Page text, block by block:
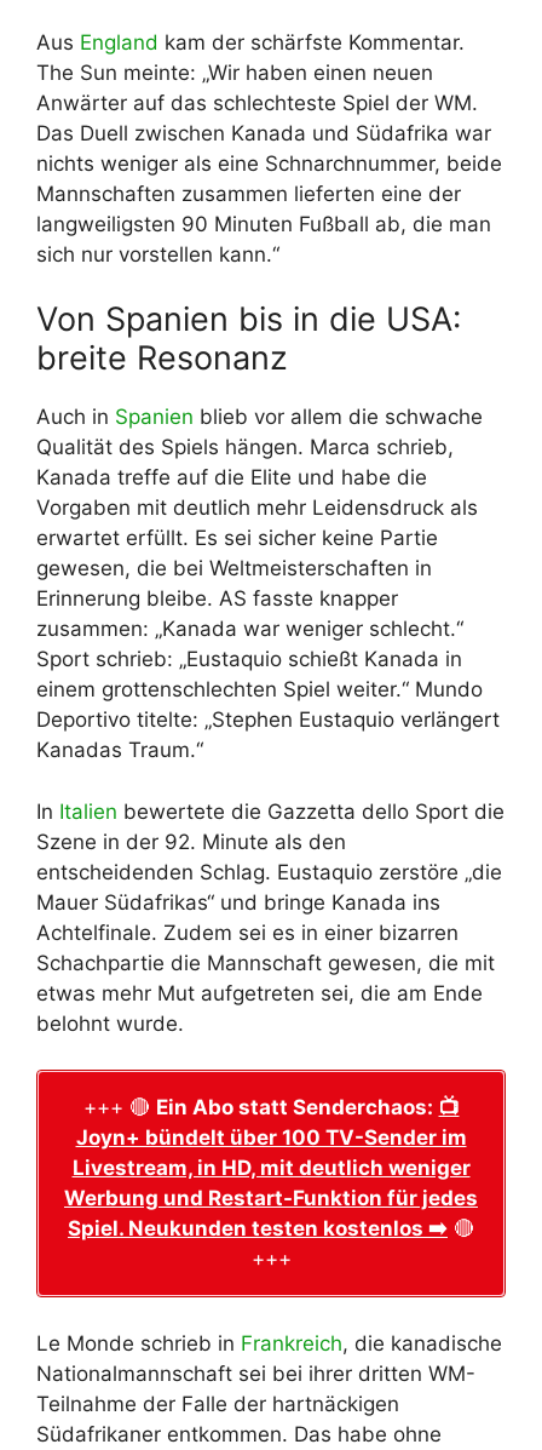
Aus England kam der schärfste Kommentar.
The Sun meinte: „Wir haben einen neuen
Anwärter auf das schlechteste Spiel der WM.
Das Duell zwischen Kanada und Südafrika war
nichts weniger als eine Schnarchnummer, beide
Mannschaften zusammen lieferten eine der
langweiligsten 90 Minuten Fußball ab, die man
sich nur vorstellen kann.“
Von Spanien bis in die USA:
breite Resonanz
Auch in Spanien blieb vor allem die schwache
Qualität des Spiels hängen. Marca schrieb,
Kanada treffe auf die Elite und habe die
Vorgaben mit deutlich mehr Leidensdruck als
erwartet erfüllt. Es sei sicher keine Partie
gewesen, die bei Weltmeisterschaften in
Erinnerung bleibe. AS fasste knapper
zusammen: „Kanada war weniger schlecht.“
Sport schrieb: „Eustaquio schießt Kanada in
einem grottenschlechten Spiel weiter.“ Mundo
Deportivo titelte: „Stephen Eustaquio verlängert
Kanadas Traum.“
In Italien bewertete die Gazzetta dello Sport die
Szene in der 92. Minute als den
entscheidenden Schlag. Eustaquio zerstöre „die
Mauer Südafrikas“ und bringe Kanada ins
Achtelfinale. Zudem sei es in einer bizarren
Schachpartie die Mannschaft gewesen, die mit
etwas mehr Mut aufgetreten sei, die am Ende
belohnt wurde.
+++ 🔴 Ein Abo statt Senderchaos: 📺
Joyn+ bündelt über 100 TV-Sender im
Livestream, in HD, mit deutlich weniger
Werbung und Restart-Funktion für jedes
Spiel. Neukunden testen kostenlos ➡️ 🔴
+++
Le Monde schrieb in Frankreich, die kanadische
Nationalmannschaft sei bei ihrer dritten WM-
Teilnahme der Falle der hartnäckigen
Südafrikaner entkommen. Das habe ohne